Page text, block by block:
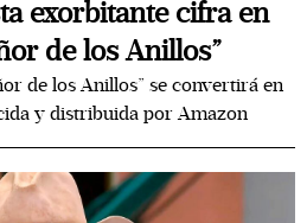
exorbitante cifra en
de los Anillos”
de los Anillos” se convertirá en
y distribuida por Amazon